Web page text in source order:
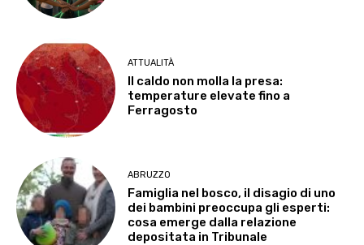
ATTUALITÀ
Il caldo non molla la presa:
temperature elevate fino a
Ferragosto
ABRUZZO
Famiglia nel bosco, il disagio di uno
dei bambini preoccupa gli esperti:
cosa emerge dalla relazione
depositata in Tribunale